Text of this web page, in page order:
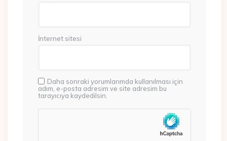
İnternet sitesi
Daha sonraki yorumlarımda kullanılması için
adım, e-posta adresim ve site adresim bu
tarayıcıya kaydedilsin.